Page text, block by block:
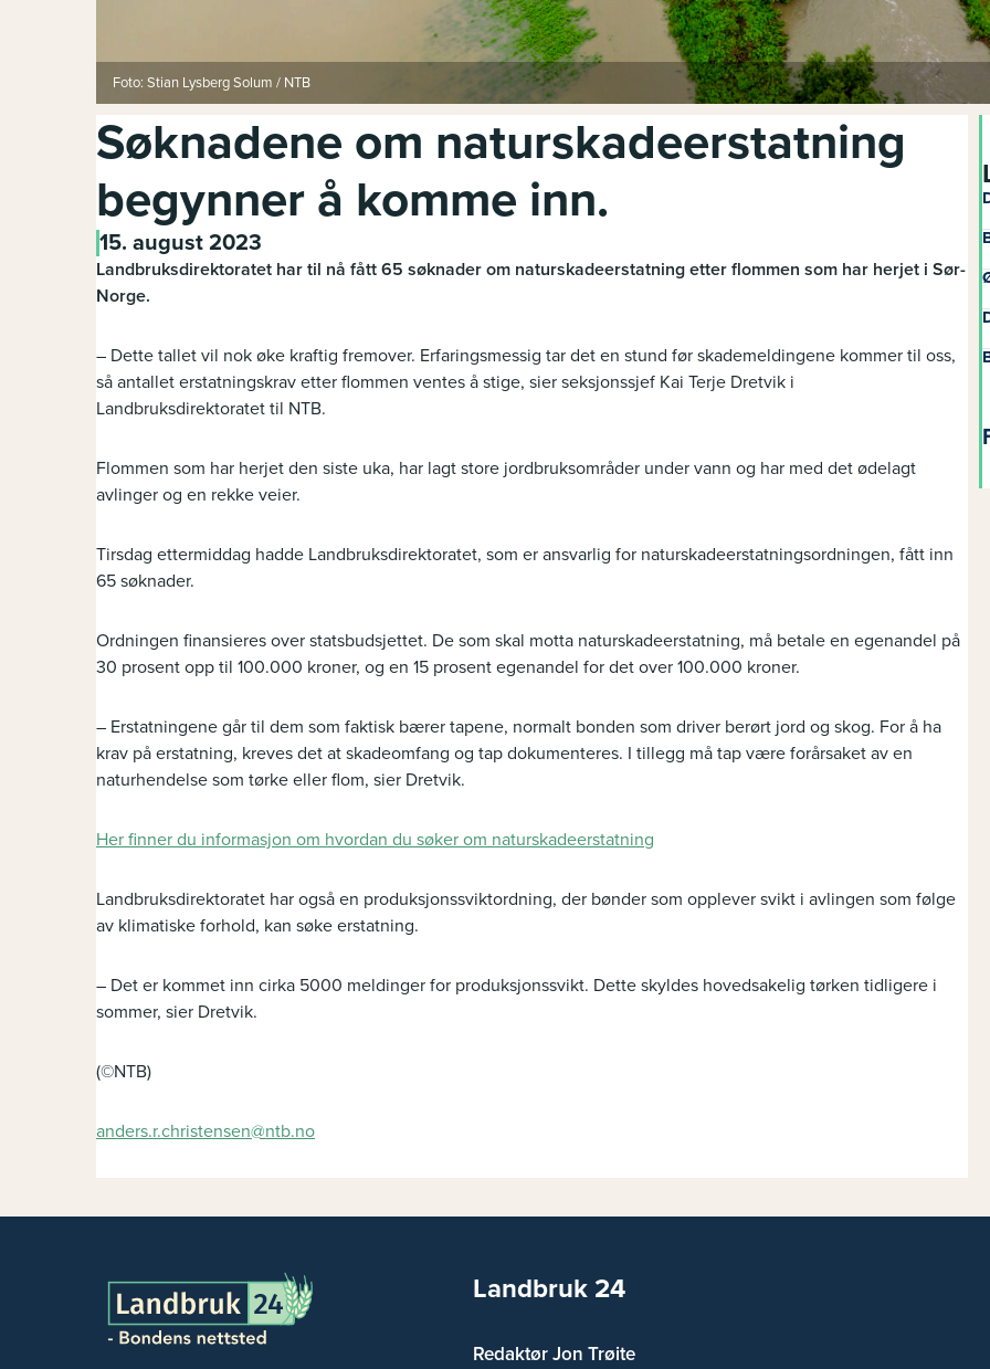
Foto: Stian Lysberg Solum / NTB
Søknadene om naturskadeerstatning
begynner å komme inn.
15. august 2023
Landbruksdirektoratet har til nå fått 65 søknader om naturskadeerstatning etter flommen som har herjet i Sør-
Norge.
– Dette tallet vil nok øke kraftig fremover. Erfaringsmessig tar det en stund før skademeldingene kommer til oss,
så antallet erstatningskrav etter flommen ventes å stige, sier seksjonssjef Kai Terje Dretvik i
Landbruksdirektoratet til NTB.
Flommen som har herjet den siste uka, har lagt store jordbruksområder under vann og har med det ødelagt
avlinger og en rekke veier.
Tirsdag ettermiddag hadde Landbruksdirektoratet, som er ansvarlig for naturskadeerstatningsordningen, fått inn
65 søknader.
Ordningen finansieres over statsbudsjettet. De som skal motta naturskadeerstatning, må betale en egenandel på
30 prosent opp til 100.000 kroner, og en 15 prosent egenandel for det over 100.000 kroner.
– Erstatningene går til dem som faktisk bærer tapene, normalt bonden som driver berørt jord og skog. For å ha
krav på erstatning, kreves det at skadeomfang og tap dokumenteres. I tillegg må tap være forårsaket av en
naturhendelse som tørke eller flom, sier Dretvik.
Her finner du informasjon om hvordan du søker om naturskadeerstatning
Landbruksdirektoratet har også en produksjonssviktordning, der bønder som opplever svikt i avlingen som følge
av klimatiske forhold, kan søke erstatning.
– Det er kommet inn cirka 5000 meldinger for produksjonssvikt. Dette skyldes hovedsakelig tørken tidligere i
sommer, sier Dretvik.
(©NTB)
anders.r.christensen@ntb.no
Landbruk 24
Redaktør Jon Trøite